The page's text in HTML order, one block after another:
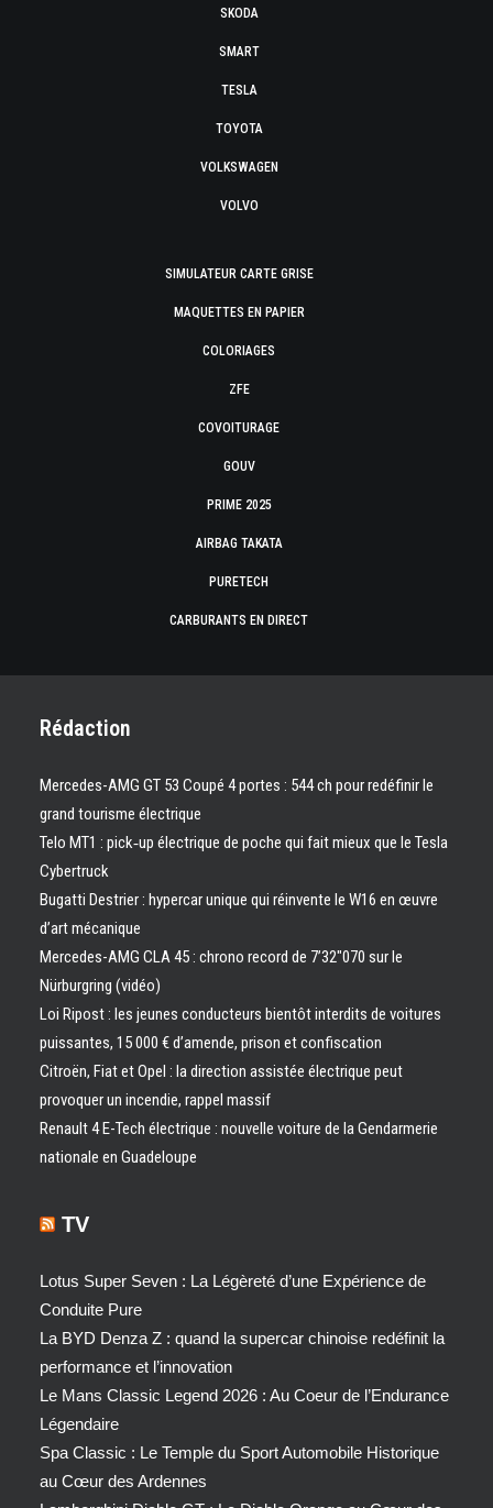
SKODA
SMART
TESLA
TOYOTA
VOLKSWAGEN
VOLVO
SIMULATEUR CARTE GRISE
MAQUETTES EN PAPIER
COLORIAGES
ZFE
COVOITURAGE
GOUV
PRIME 2025
AIRBAG TAKATA
PURETECH
CARBURANTS EN DIRECT
Rédaction
Mercedes-AMG GT 53 Coupé 4 portes : 544 ch pour redéfinir le
grand tourisme électrique
Telo MT1 : pick‑up électrique de poche qui fait mieux que le Tesla
Cybertruck
Bugatti Destrier : hypercar unique qui réinvente le W16 en œuvre
d’art mécanique
Mercedes-AMG CLA 45 : chrono record de 7’32″070 sur le
Nürburgring (vidéo)
Loi Ripost : les jeunes conducteurs bientôt interdits de voitures
puissantes, 15 000 € d’amende, prison et confiscation
Citroën, Fiat et Opel : la direction assistée électrique peut
provoquer un incendie, rappel massif
Renault 4 E-Tech électrique : nouvelle voiture de la Gendarmerie
nationale en Guadeloupe
TV
Lotus Super Seven : La Légèreté d’une Expérience de
Conduite Pure
La BYD Denza Z : quand la supercar chinoise redéfinit la
performance et l’innovation
Le Mans Classic Legend 2026 : Au Coeur de l’Endurance
Légendaire
Spa Classic : Le Temple du Sport Automobile Historique
au Cœur des Ardennes